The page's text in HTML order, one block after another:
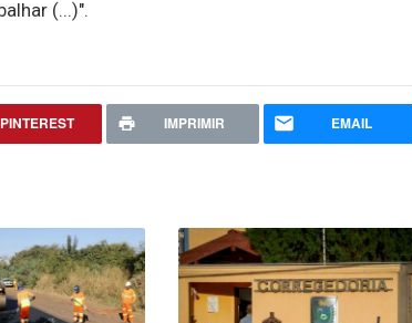
(...)".
PINTEREST IMPRIMIR EMAIL